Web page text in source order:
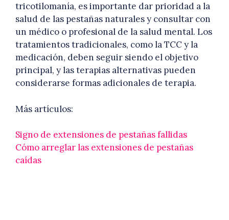
tricotilomanía, es importante dar prioridad a la
salud de las pestañas naturales y consultar con
un médico o profesional de la salud mental. Los
tratamientos tradicionales, como la TCC y la
medicación, deben seguir siendo el objetivo
principal, y las terapias alternativas pueden
considerarse formas adicionales de terapia.
Más artículos:
Signo de extensiones de pestañas fallidas
Cómo arreglar las extensiones de pestañas
caídas